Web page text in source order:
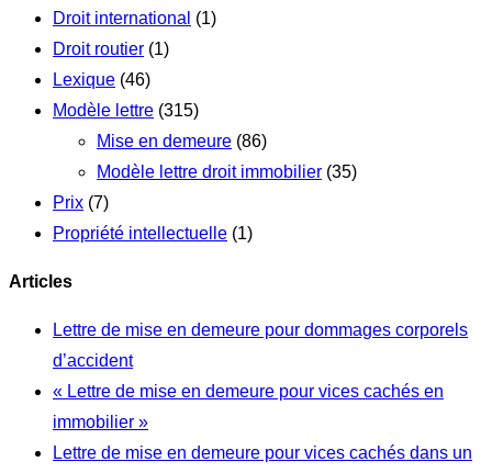
Droit international (1)
Droit routier (1)
Lexique (46)
Modèle lettre (315)
Mise en demeure (86)
Modèle lettre droit immobilier (35)
Prix (7)
Propriété intellectuelle (1)
Articles
Lettre de mise en demeure pour dommages corporels
d’accident
« Lettre de mise en demeure pour vices cachés en
immobilier »
Lettre de mise en demeure pour vices cachés dans un